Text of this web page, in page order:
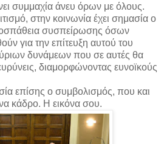
συμμαχία άνευ όρων με όλους.
στην κοινωνία έχει σημασία ο
συσπείρωσης όσων
για την επίτευξη αυτού του
δυνάμεων που σε αυτές θα
διαμορφώνοντας ευνοϊκούς
επίσης ο συμβολισμός, που και
κάδρο. Η εικόνα σου.